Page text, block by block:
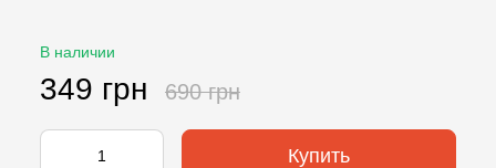
В наличии
349 грн 690 грн
Купить